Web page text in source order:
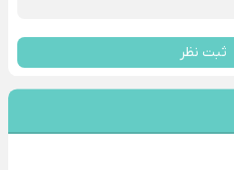
ثبت نظر